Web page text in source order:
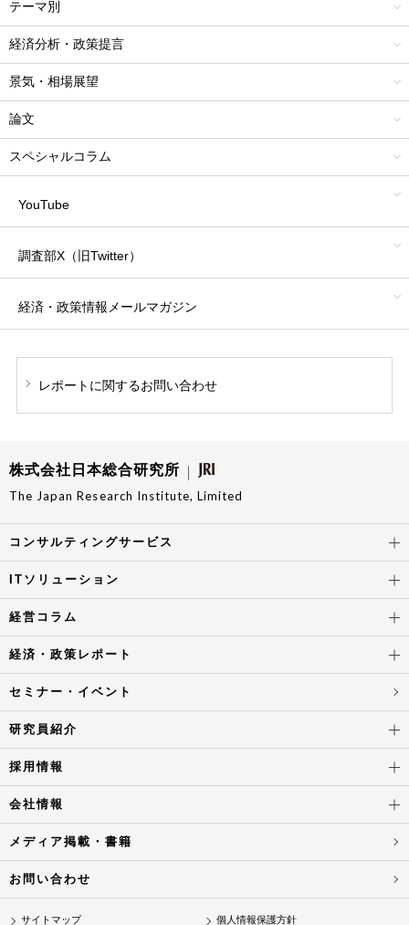
テーマ別
経済分析・政策提言
景気・相場展望
論文
スペシャルコラム
YouTube
調査部X（旧Twitter）
経済・政策情報 メールマガジン
レポートに関するお問い合わせ
株式会社日本総合研究所
The Japan Research Institute, Limited
コンサルティングサービス
ITソリューション
経営コラム
経済・政策レポート
セミナー・イベント
研究員紹介
採用情報
会社情報
メディア掲載・書籍
お問い合わせ
サイトマップ 個人情報保護方針